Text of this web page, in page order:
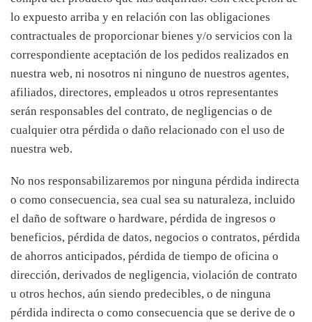
lo expuesto arriba y en relación con las obligaciones
contractuales de proporcionar bienes y/o servicios con la
correspondiente aceptación de los pedidos realizados en
nuestra web, ni nosotros ni ninguno de nuestros agentes,
afiliados, directores, empleados u otros representantes
serán responsables del contrato, de negligencias o de
cualquier otra pérdida o daño relacionado con el uso de
nuestra web.
No nos responsabilizaremos por ninguna pérdida indirecta
o como consecuencia, sea cual sea su naturaleza, incluido
el daño de software o hardware, pérdida de ingresos o
beneficios, pérdida de datos, negocios o contratos, pérdida
de ahorros anticipados, pérdida de tiempo de oficina o
dirección, derivados de negligencia, violación de contrato
u otros hechos, aún siendo predecibles, o de ninguna
pérdida indirecta o como consecuencia que se derive de o